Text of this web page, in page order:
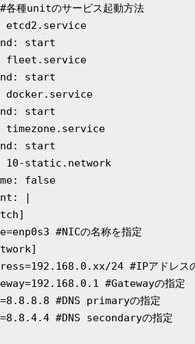
種unitのサービス起動方法
etcd2.service
start
fleet.service
start
docker.service
start
timezone.service
start
10-static.network
false
|
#NICの名称を指定
24 #IPアドレスの
#Gatewayの指定
#DNS primaryの指定
#DNS secondaryの指定